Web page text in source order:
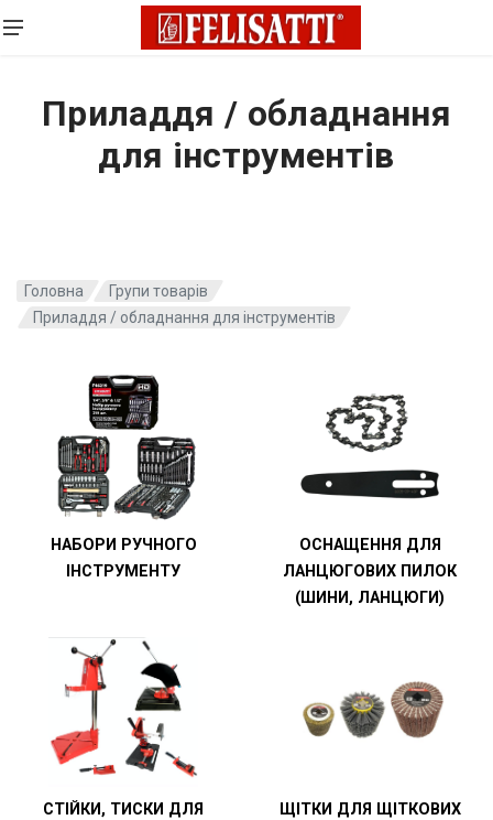
Приладдя / обладнання
для інструментів
Головна
Групи товарів
Приладдя / обладнання для інструментів
НАБОРИ РУЧНОГО
ІНСТРУМЕНТУ
ОСНАЩЕННЯ ДЛЯ
ЛАНЦЮГОВИХ ПИЛОК
(ШИНИ, ЛАНЦЮГИ)
СТІЙКИ, ТИСКИ ДЛЯ
ЩІТКИ ДЛЯ ЩІТКОВИХ